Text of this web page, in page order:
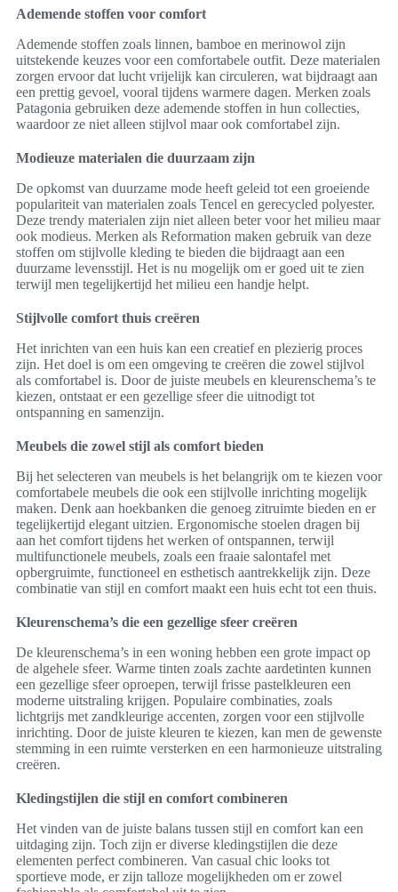
Ademende stoffen voor comfort
Ademende stoffen zoals linnen, bamboe en merinowol zijn
uitstekende keuzes voor een comfortabele outfit. Deze materialen
zorgen ervoor dat lucht vrijelijk kan circuleren, wat bijdraagt aan
een prettig gevoel, vooral tijdens warmere dagen. Merken zoals
Patagonia gebruiken deze ademende stoffen in hun collecties,
waardoor ze niet alleen stijlvol maar ook comfortabel zijn.
Modieuze materialen die duurzaam zijn
De opkomst van duurzame mode heeft geleid tot een groeiende
populariteit van materialen zoals Tencel en gerecycled polyester.
Deze trendy materialen zijn niet alleen beter voor het milieu maar
ook modieus. Merken als Reformation maken gebruik van deze
stoffen om stijlvolle kleding te bieden die bijdraagt aan een
duurzame levensstijl. Het is nu mogelijk om er goed uit te zien
terwijl men tegelijkertijd het milieu een handje helpt.
Stijlvolle comfort thuis creëren
Het inrichten van een huis kan een creatief en plezierig proces
zijn. Het doel is om een omgeving te creëren die zowel stijlvol
als comfortabel is. Door de juiste meubels en kleurenschema’s te
kiezen, ontstaat er een gezellige sfeer die uitnodigt tot
ontspanning en samenzijn.
Meubels die zowel stijl als comfort bieden
Bij het selecteren van meubels is het belangrijk om te kiezen voor
comfortabele meubels die ook een stijlvolle inrichting mogelijk
maken. Denk aan hoekbanken die genoeg zitruimte bieden en er
tegelijkertijd elegant uitzien. Ergonomische stoelen dragen bij
aan het comfort tijdens het werken of ontspannen, terwijl
multifunctionele meubels, zoals een fraaie salontafel met
opbergruimte, functioneel en esthetisch aantrekkelijk zijn. Deze
combinatie van stijl en comfort maakt een huis echt tot een thuis.
Kleurenschema’s die een gezellige sfeer creëren
De kleurenschema’s in een woning hebben een grote impact op
de algehele sfeer. Warme tinten zoals zachte aardetinten kunnen
een gezellige sfeer oproepen, terwijl frisse pastelkleuren een
moderne uitstraling krijgen. Populaire combinaties, zoals
lichtgrijs met zandkleurige accenten, zorgen voor een stijlvolle
inrichting. Door de juiste kleuren te kiezen, kan men de gewenste
stemming in een ruimte versterken en een harmonieuze uitstraling
creëren.
Kledingstijlen die stijl en comfort combineren
Het vinden van de juiste balans tussen stijl en comfort kan een
uitdaging zijn. Toch zijn er diverse kledingstijlen die deze
elementen perfect combineren. Van casual chic looks tot
sportieve mode, er zijn talloze mogelijkheden om er zowel